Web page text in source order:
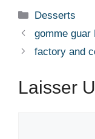
Desserts
gomme guar
factory and
Laisser